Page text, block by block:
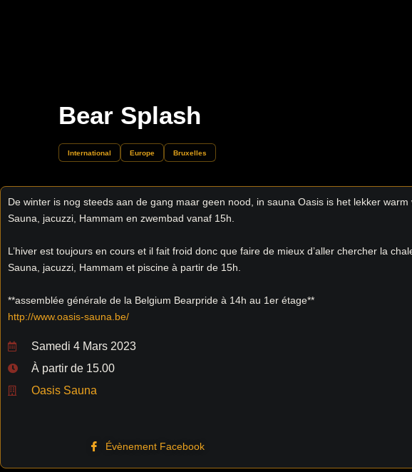
Bear Splash
International Europe Bruxelles
De winter is nog steeds aan de gang maar geen nood, in sauna Oasis is het lekker warm
Sauna, jacuzzi, Hammam en zwembad vanaf 15h.
L’hiver est toujours en cours et il fait froid donc que faire de mieux d’aller chercher la
Sauna, jacuzzi, Hammam et piscine à partir de 15h.
**assemblée générale de la Belgium Bearpride à 14h au 1er étage**
http://www.oasis-sauna.be/
Samedi 4 Mars 2023
À partir de 15.00
Oasis Sauna
Évènement Facebook